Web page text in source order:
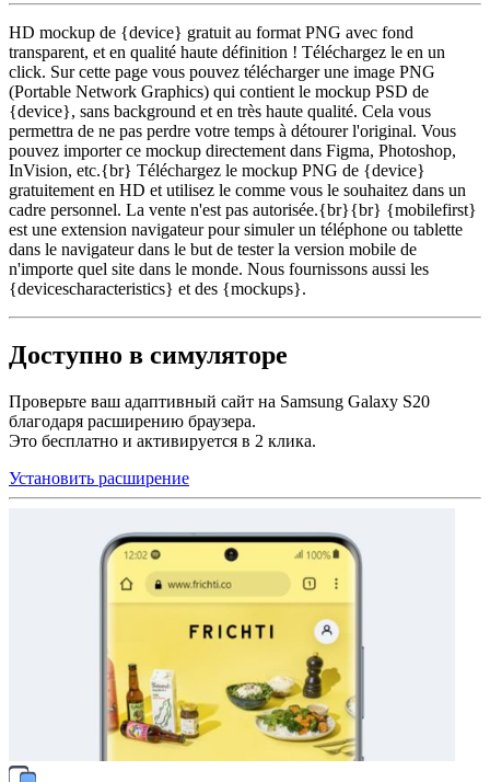
HD mockup de {device} gratuit au format PNG avec fond
transparent, et en qualité haute définition ! Téléchargez le en un
click. Sur cette page vous pouvez télécharger une image PNG
(Portable Network Graphics) qui contient le mockup PSD de
{device}, sans background et en très haute qualité. Cela vous
permettra de ne pas perdre votre temps à détourer l'original. Vous
pouvez importer ce mockup directement dans Figma, Photoshop,
InVision, etc.{br} Téléchargez le mockup PNG de {device}
gratuitement en HD et utilisez le comme vous le souhaitez dans un
cadre personnel. La vente n'est pas autorisée.{br}{br} {mobilefirst}
est une extension navigateur pour simuler un téléphone ou tablette
dans le navigateur dans le but de tester la version mobile de
n'importe quel site dans le monde. Nous fournissons aussi les
{devicescharacteristics} et des {mockups}.
Доступно в симуляторе
Проверьте ваш адаптивный сайт на Samsung Galaxy S20
благодаря расширению браузера.
Это бесплатно и активируется в 2 клика.
Установить расширение